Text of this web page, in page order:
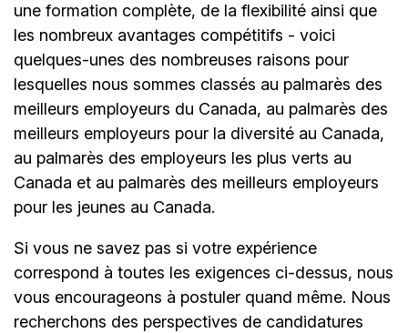
une formation complète, de la flexibilité ainsi que
les nombreux avantages compétitifs - voici
quelques-unes des nombreuses raisons pour
lesquelles nous sommes classés au palmarès des
meilleurs employeurs du Canada, au palmarès des
meilleurs employeurs pour la diversité au Canada,
au palmarès des employeurs les plus verts au
Canada et au palmarès des meilleurs employeurs
pour les jeunes au Canada.
Si vous ne savez pas si votre expérience
correspond à toutes les exigences ci-dessus, nous
vous encourageons à postuler quand même. Nous
recherchons des perspectives de candidatures